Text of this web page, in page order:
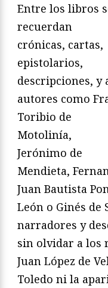
Entre los libros
recuerdan
crónicas, cartas,
epistolarios,
descripciones, y
autores como
Toribio de
Motolinía,
Jerónimo de
Mendieta,
Juan Bautista
León o Ginés de
narradores y
sin olvidar a los
Juan López de
Toledo ni la